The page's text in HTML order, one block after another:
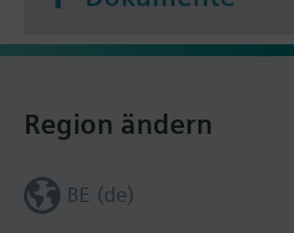
Region ändern
BE (de)